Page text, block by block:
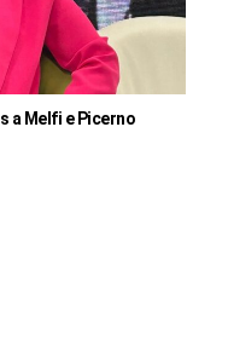
a Melfi e Picerno